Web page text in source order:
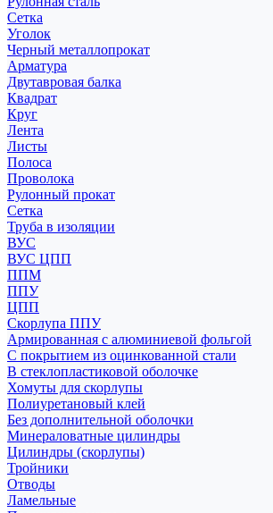
Сетка
Уголок
Черный металлопрокат
Арматура
Двутавровая балка
Квадрат
Круг
Лента
Листы
Полоса
Проволока
Рулонный прокат
Сетка
Труба в изоляции
ВУС
ВУС ЦПП
ППМ
ППУ
ЦПП
Скорлупа ППУ
Армированная с алюминиевой фольгой
С покрытием из оцинкованной стали
В стеклопластиковой оболочке
Хомуты для скорлупы
Полиуретановый клей
Без дополнительной оболочки
Минераловатные цилиндры
Цилиндры (скорлупы)
Тройники
Отводы
Ламельные